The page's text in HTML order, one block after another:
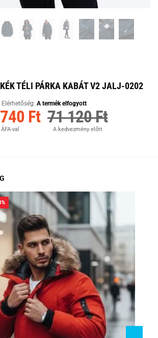
TÉLI PÁRKA KABÁT V2 JALJ-0202
Elérhetőség: A termék elfogyott
Ft
ÁFA-val
71 120 Ft
A kedvezmény előtt